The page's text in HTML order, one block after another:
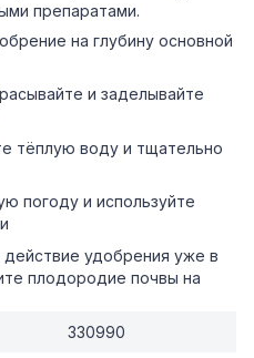
препаратами.
на глубину основной
и заделывайте
тёплую воду и тщательно
погоду и используйте
действие удобрения уже в
плодородие почвы на
330990